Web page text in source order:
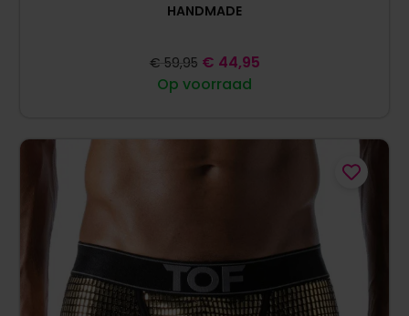
HANDMADE
Op voorraad
€ 59,95 € 44,95